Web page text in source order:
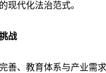
现代化法治范式。
战
、教育体系与产业需